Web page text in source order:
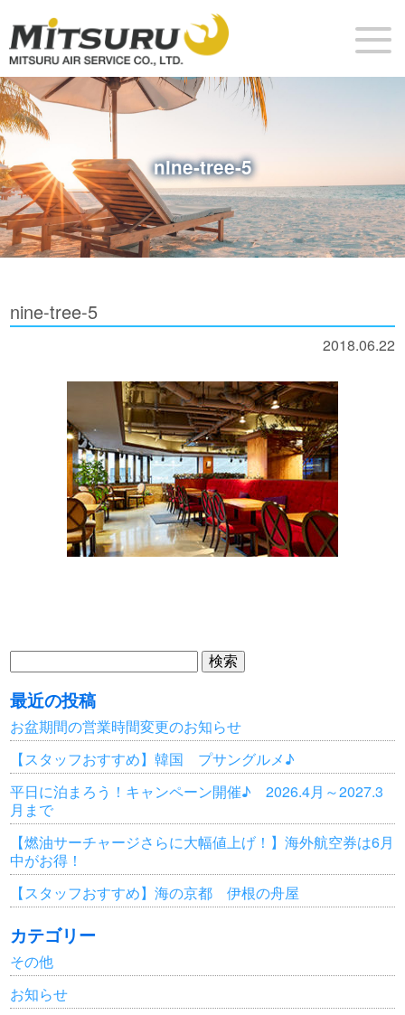
nine-tree-5
nine-tree-5
2018.06.22
検
索:
最近の投稿
お盆期間の営業時間変更のお知らせ
【スタッフおすすめ】韓国 プサングルメ♪
平日に泊まろう！キャンペーン開催♪ 2026.4月～2027.3
月まで
【燃油サーチャージさらに大幅値上げ！】海外航空券は6月
中がお得！
【スタッフおすすめ】海の京都 伊根の舟屋
カテゴリー
その他
お知らせ